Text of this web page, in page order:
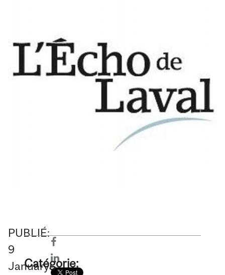
PUBLIÉ:
9
January
Catégorie: